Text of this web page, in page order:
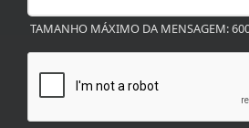
TAMANHO MÁXIMO DA MENSAGEM: 600